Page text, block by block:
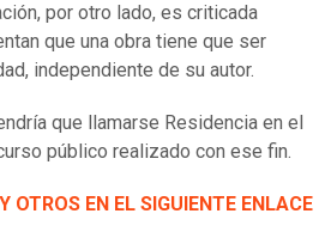
por otro lado, es criticada
que una obra tiene que ser
independiente de su autor.
que llamarse Residencia en el
público realizado con ese fin.
OTROS EN EL SIGUIENTE ENLACE